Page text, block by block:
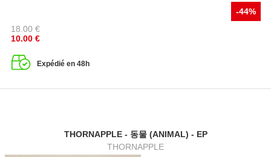
-44%
18.00 €
10.00 €
Expédié en 48h
THORNAPPLE - 동물 (ANIMAL) - EP
THORNAPPLE